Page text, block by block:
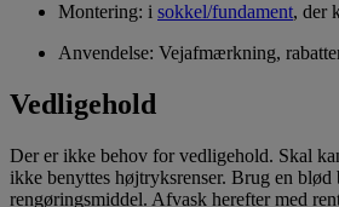
Montering: i sokkel/fundament, der
Anvendelse: Vejafmærkning,
Vedligehold
Der er ikke behov for vedligehold. Skal
ikke benyttes højtryksrenser. Brug en blød
rengøringsmiddel. Afvask herefter med